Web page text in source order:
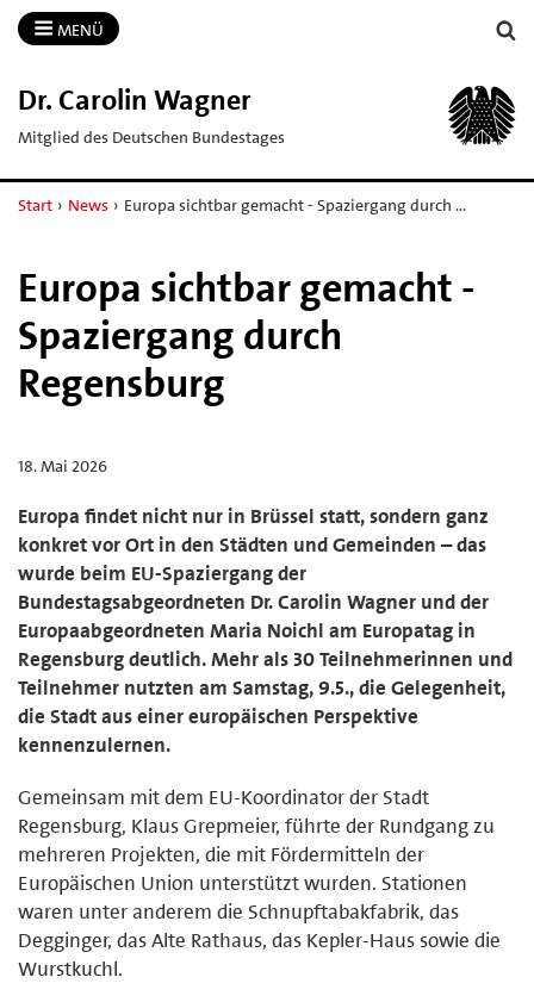
MENÜ
Dr.​ Carolin Wagner
Mitglied des Deutschen Bundestages
Start › News › Europa sichtbar gemacht - Spaziergang durch …
Europa sichtbar gemacht -
Spaziergang durch
Regensburg
18. Mai 2026
Europa findet nicht nur in Brüssel statt, sondern ganz
konkret vor Ort in den Städten und Gemeinden – das
wurde beim EU-Spaziergang der
Bundestagsabgeordneten Dr. Carolin Wagner und der
Europaabgeordneten Maria Noichl am Europatag in
Regensburg deutlich. Mehr als 30 Teilnehmerinnen und
Teilnehmer nutzten am Samstag, 9.5., die Gelegenheit,
die Stadt aus einer europäischen Perspektive
kennenzulernen.
Gemeinsam mit dem EU-Koordinator der Stadt
Regensburg, Klaus Grepmeier, führte der Rundgang zu
mehreren Projekten, die mit Fördermitteln der
Europäischen Union unterstützt wurden. Stationen
waren unter anderem die Schnupftabakfabrik, das
Degginger, das Alte Rathaus, das Kepler-Haus sowie die
Wurstkuchl.